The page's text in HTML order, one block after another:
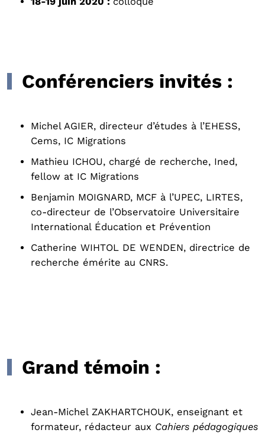
Conférenciers invités :
Michel AGIER, directeur d’études à l’EHESS,
Cems, IC Migrations
Mathieu ICHOU, chargé de recherche, Ined,
fellow at IC Migrations
Benjamin MOIGNARD, MCF à l’UPEC, LIRTES,
co-directeur de l’Observatoire Universitaire
International Éducation et Prévention
Catherine WIHTOL DE WENDEN, directrice de
recherche émérite au CNRS.
Grand témoin :
Jean-Michel ZAKHARTCHOUK, enseignant et
formateur, rédacteur aux Cahiers pédagogiques